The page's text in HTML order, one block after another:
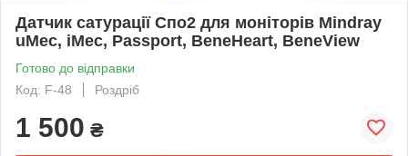
Датчик сатурації Спо2 для моніторів Mindray
uMec, iMec, Passport, BeneHeart, BeneView
Готово до відправки
Код: F-48
Роздріб
1 500 ₴